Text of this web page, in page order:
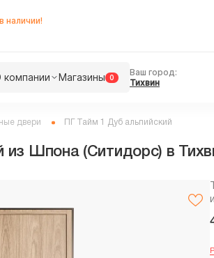
наличии!
компании Магазины 0
Ваш город:
Тихвин
двери ПГ Тайм 1 Дуб альпийский
Шпона (Ситидорс) в